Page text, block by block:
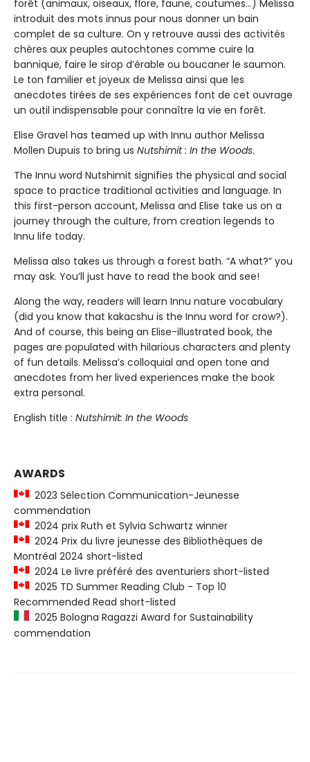
forêt (animaux, oiseaux, flore, faune, coutumes…) Melissa
introduit des mots innus pour nous donner un bain
complet de sa culture. On y retrouve aussi des activités
chères aux peuples autochtones comme cuire la
bannique, faire le sirop d’érable ou boucaner le saumon.
Le ton familier et joyeux de Melissa ainsi que les
anecdotes tirées de ses expériences font de cet ouvrage
un outil indispensable pour connaître la vie en forêt.
Elise Gravel has teamed up with Innu author Melissa
Mollen Dupuis to bring us Nutshimit : In the Woods.
The Innu word Nutshimit signifies the physical and social
space to practice traditional activities and language. In
this first-person account, Melissa and Elise take us on a
journey through the culture, from creation legends to
Innu life today.
Melissa also takes us through a forest bath. “A what?” you
may ask. You’ll just have to read the book and see!
Along the way, readers will learn Innu nature vocabulary
(did you know that kakacshu is the Innu word for crow?).
And of course, this being an Elise-illustrated book, the
pages are populated with hilarious characters and plenty
of fun details. Melissa’s colloquial and open tone and
anecdotes from her lived experiences make the book
extra personal.
English title : Nutshimit: In the Woods
AWARDS
2023 Sélection Communication-Jeunesse
commendation
2024 prix Ruth et Sylvia Schwartz winner
2024 Prix du livre jeunesse des Bibliothèques de
Montréal 2024 short-listed
2024 Le livre préféré des aventuriers short-listed
2025 TD Summer Reading Club - Top 10
Recommended Read short-listed
2025 Bologna Ragazzi Award for Sustainability
commendation